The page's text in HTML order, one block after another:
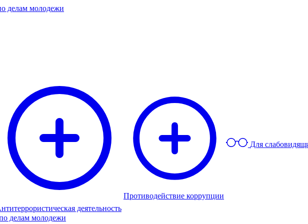
делам молодежи
деятельность
Противодействие коррупции
Для
делам молодежи